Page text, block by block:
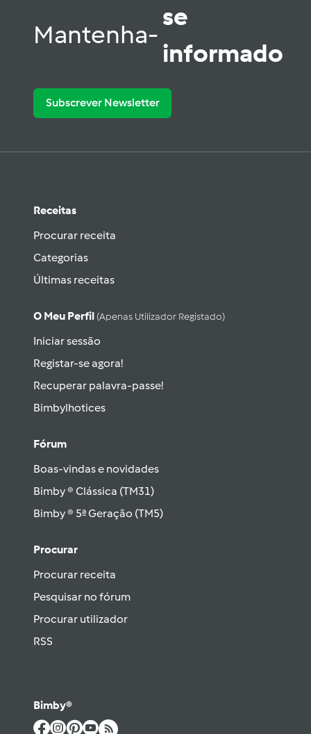
Mantenha-
se
informado
Subscrever Newsletter
Receitas
Procurar receita
Categorias
Últimas receitas
O Meu Perfil (apenas Utilizador Registado)
Iniciar sessão
Registar-se agora!
Recuperar palavra-passe!
Bimbylhotices
Fórum
Boas-vindas e novidades
Bimby ® Clássica (TM31)
Bimby ® 5ª Geração (TM5)
Procurar
Procurar receita
Pesquisar no fórum
Procurar utilizador
RSS
Bimby®